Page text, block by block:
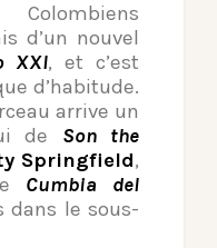
d’un nouvel
XXI, et c’est
d’habitude.
arrive un
de Son the
Springfield,
Cumbia del
dans le sous-